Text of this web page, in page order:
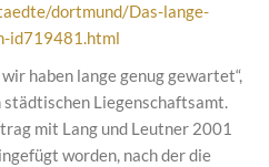
dortmund/Das-lange-
id719481.html
haben lange genug gewartet“,
Liegenschaftsamt.
mit Lang und Leutner 2001
worden, nach der die